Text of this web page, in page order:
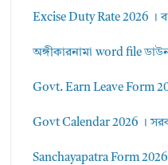
Excise Duty Rate 2026 ।
অঙ্গীকারনামা word file
Govt. Earn Leave Form
Govt Calendar 2026 ।
Sanchayapatra Form 2026